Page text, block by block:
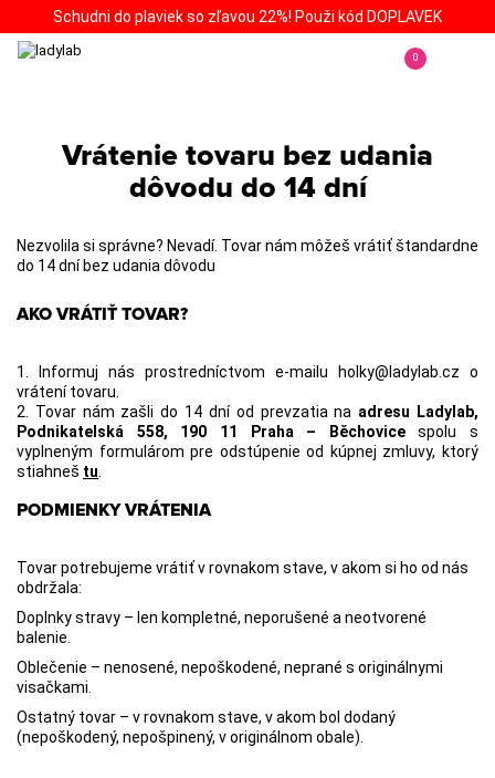
Schudni do plaviek so zľavou 22%! Použi kód DOPLAVEK
0
Vrátenie tovaru bez udania
dôvodu do 14 dní
Nezvolila si správne? Nevadí. Tovar nám môžeš vrátiť štandardne
do 14 dní bez udania dôvodu
AKO VRÁTIŤ TOVAR?
1. I nformuj nás prostredníctvom e-mailu holky@ladylab.cz o
vrátení tovaru.
2. Tovar nám zašli do 14 dní od prevzatia na adresu Ladylab,
Podnikatelská 558, 190 11 Praha – Běchovicespolu s
vyplneným formulárom pre odstúpenie od kúpnej zmluvy, ktorý
stiahneš tu
PODMIENKY VRÁTENIA
Tovar potrebujeme vrátiť v rovnakom stave, v akom si ho od nás
obdržala:
Doplnky stravy – len kompletné, neporušené a neotvorené
balenie.
Oblečenie – nenosené, nepoškodené, neprané s originálnymi
visačkami.
Ostatný tovar – v rovnakom stave, v akom bol dodaný
(nepoškodený, nepošpinený, v originálnom obale).